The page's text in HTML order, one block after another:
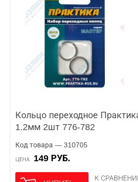
Кольцо переходное
1.2мм 2шт 776-782
Код товара — 310705
ЦЕНА 149 РУБ.
К